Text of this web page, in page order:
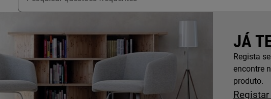
JÁ
Regista
encontre
produto.